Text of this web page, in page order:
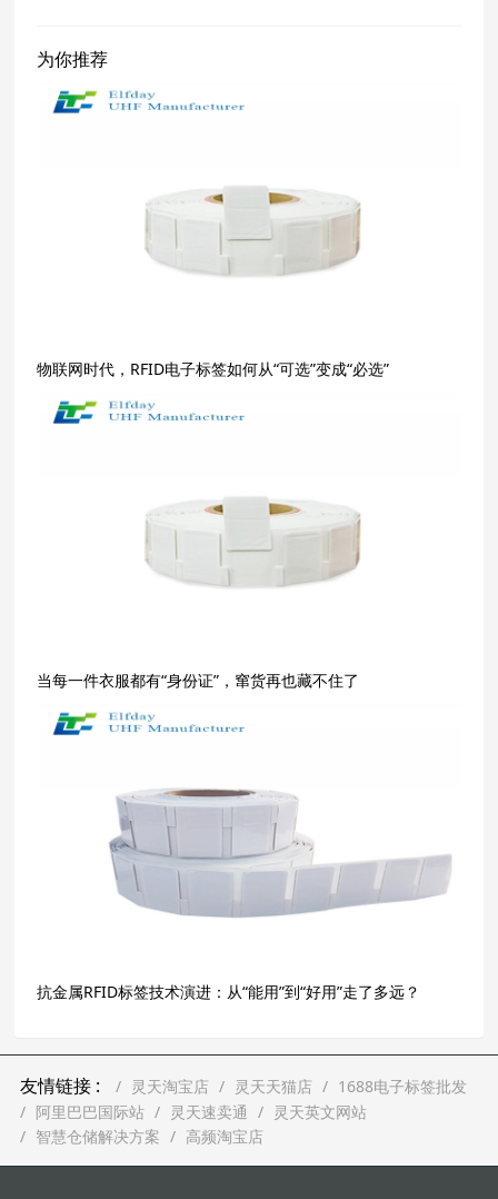
为你推荐
物联网时代，RFID电子标签如何从“可选”变成“必选”
当每一件衣服都有“身份证”，窜货再也藏不住了
抗金属RFID标签技术演进：从“能用”到“好用”走了多远？
友情链接 : 灵天淘宝店 灵天天猫店
1688电子标签批发
阿里巴巴国际站
灵天速卖通
灵天英文网站
智慧仓储解决方案
高频淘宝店